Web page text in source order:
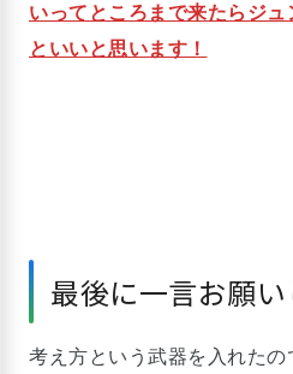
いってところまで来たらジ
といいと思います！
最後に一言お願い
考え方という武器を入れた